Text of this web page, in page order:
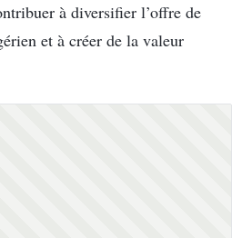
à diversifier l’offre de
et à créer de la valeur